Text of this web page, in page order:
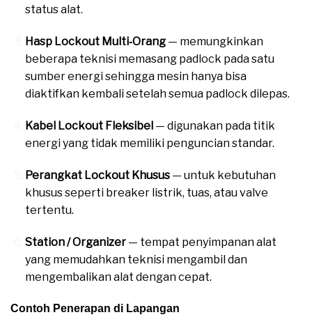
status alat.
Hasp Lockout Multi‑Orang— memungkinkan
beberapa teknisi memasang padlock pada satu
sumber energi sehingga mesin hanya bisa
diaktifkan kembali setelah semua padlock dilepas.
Kabel Lockout Fleksibel— digunakan pada titik
energi yang tidak memiliki penguncian standar.
Perangkat Lockout Khusus— untuk kebutuhan
khusus seperti breaker listrik, tuas, atau valve
tertentu.
Station / Organizer— tempat penyimpanan alat
yang memudahkan teknisi mengambil dan
mengembalikan alat dengan cepat.
Contoh Penerapan di Lapangan